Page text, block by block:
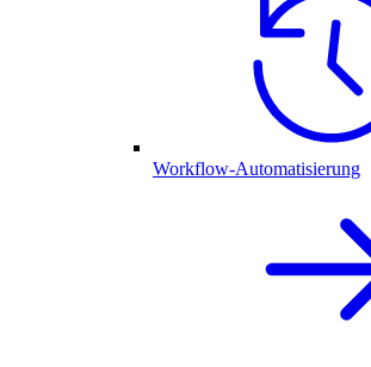
Workflow-Automatisierung